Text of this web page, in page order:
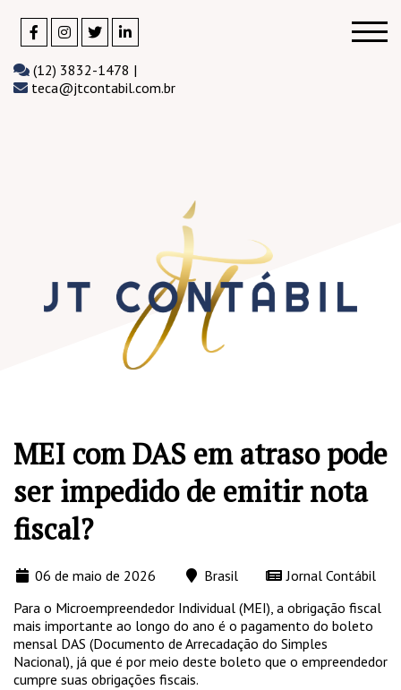
(12) 3832-1478 |
teca@jtcontabil.com.br
MEI com DAS em atraso pode
ser impedido de emitir nota
fiscal?
06 de maio de 2026 Brasil
Jornal Contábil
Para o Microempreendedor Individual (MEI), a obrigação fiscal
mais importante ao longo do ano é o pagamento do boleto
mensal DAS (Documento de Arrecadação do Simples
Nacional), já que é por meio deste boleto que o empreendedor
cumpre suas obrigações fiscais.